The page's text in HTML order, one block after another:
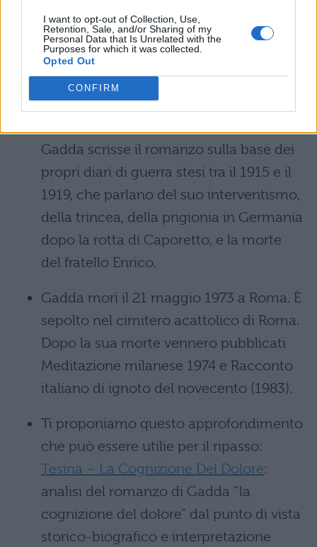
I want to opt-out of Collection, Use,
Retention, Sale, and/or Sharing of my
Personal Data that Is Unrelated with the
Purposes for which it was collected.
Opted Out
CONFIRM
1959 fu tratto il film Un maledetto
imbroglio del regista Pietro Germi. Nel
1963 venne dato alle stampe
cognizione del dolore, già pubblicata
in parte tra il 1938 e 1941. Si ricorda
Gadda scrisse il romanzo sulla base dei
propri diari di guerra stesi tra il 1915 e il
1919, che parlano del suo interventismo,
della trincea, della prigionia in Germania
dopo la rotta di Caporetto, e la morte
del fratello Enrico.
Gadda morì il 21 maggio 1973 a Roma. È
sepolto nel cimitero acattolico di Roma.
Dopo la sua morte vennero pubblicati
Meditazione milanese 1974 e Racconto
italiano di ignoto del novecento (1983).
Ti proponiamo questo approfondimento
che può essere utilie per il ripasso:
Tesina – La Cognizione Del Dolore:
analisi del romanzo di Gadda “la
cognizione del dolore” dal punto di vista
storico-biografico e interpretazione